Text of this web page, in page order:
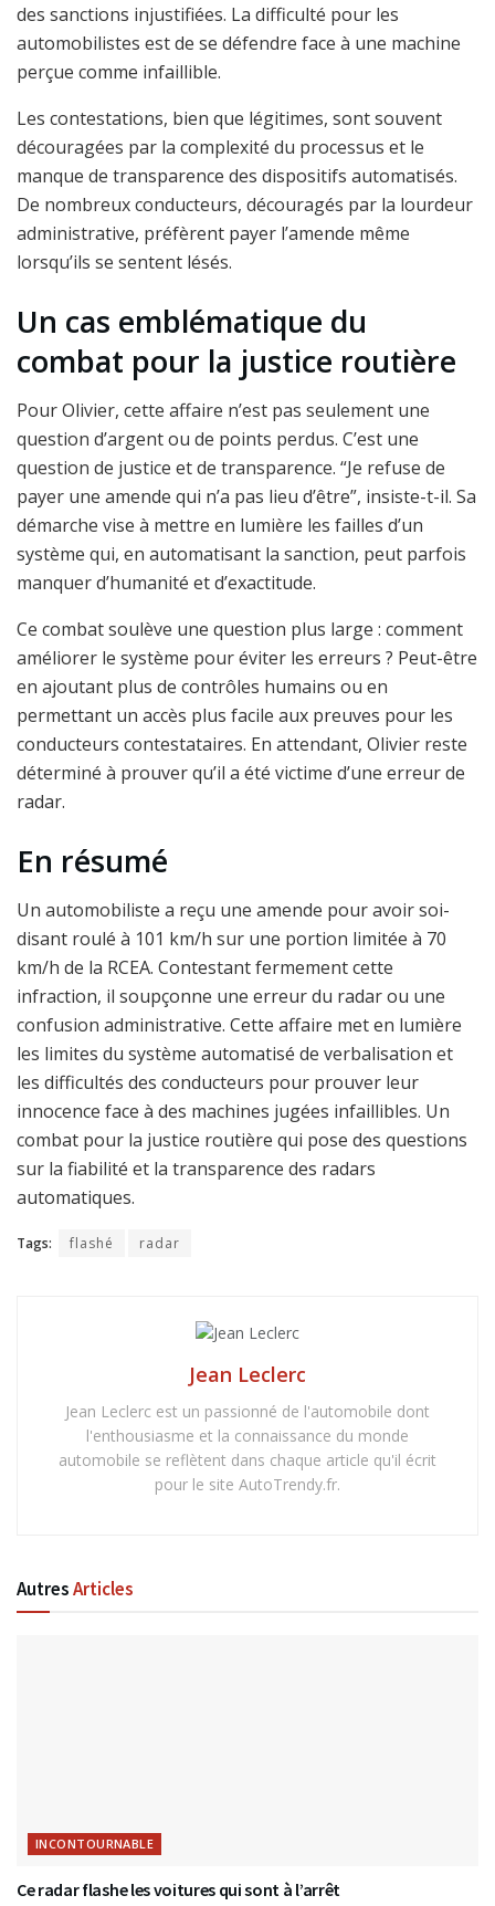
des sanctions injustifiées. La difficulté pour les
automobilistes est de se défendre face à une machine
perçue comme infaillible.
Les contestations, bien que légitimes, sont souvent
découragées par la complexité du processus et le
manque de transparence des dispositifs automatisés.
De nombreux conducteurs, découragés par la lourdeur
administrative, préfèrent payer l’amende même
lorsqu’ils se sentent lésés.
Un cas emblématique du
combat pour la justice routière
Pour Olivier, cette affaire n’est pas seulement une
question d’argent ou de points perdus. C’est une
question de justice et de transparence. “Je refuse de
payer une amende qui n’a pas lieu d’être”, insiste-t-il. Sa
démarche vise à mettre en lumière les failles d’un
système qui, en automatisant la sanction, peut parfois
manquer d’humanité et d’exactitude.
Ce combat soulève une question plus large : comment
améliorer le système pour éviter les erreurs ? Peut-être
en ajoutant plus de contrôles humains ou en
permettant un accès plus facile aux preuves pour les
conducteurs contestataires. En attendant, Olivier reste
déterminé à prouver qu’il a été victime d’une erreur de
radar.
En résumé
Un automobiliste a reçu une amende pour avoir soi-
disant roulé à 101 km/h sur une portion limitée à 70
km/h de la RCEA. Contestant fermement cette
infraction, il soupçonne une erreur du radar ou une
confusion administrative. Cette affaire met en lumière
les limites du système automatisé de verbalisation et
les difficultés des conducteurs pour prouver leur
innocence face à des machines jugées infaillibles. Un
combat pour la justice routière qui pose des questions
sur la fiabilité et la transparence des radars
automatiques.
Tags: flashé radar
Jean Leclerc
Jean Leclerc est un passionné de l'automobile dont
l'enthousiasme et la connaissance du monde
automobile se reflètent dans chaque article qu'il écrit
pour le site AutoTrendy.fr.
AutresArticles
INCONTOURNABLE
Ce radar flashe les voitures qui sont à l’arrêt